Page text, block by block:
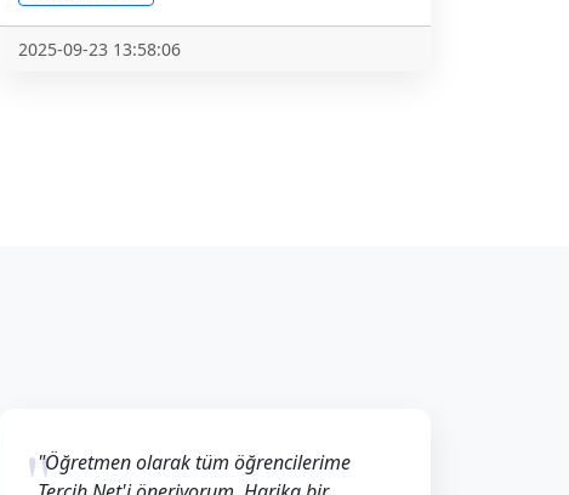
2025-09-23 13:58:06
"Öğretmen olarak tüm öğrencilerime